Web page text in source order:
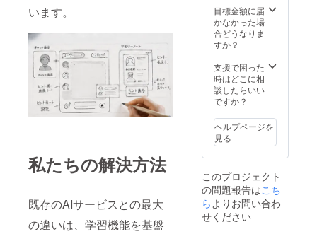
います。
私たちの解決方法
既存のAIサービスとの最大
の違いは、学習機能を基盤
早い、
支援者
限定
ベータ
ス権付
き ■ 開
発進捗
の限定
トをお
届け
目標金額に届
かなかった場
合どうなりま
すか？
支援で困った
時はどこに相
談したらいい
ですか？
ヘルプページを
見る
このプロジェクト
の問題報告はこち
らよりお問い合わ
せください